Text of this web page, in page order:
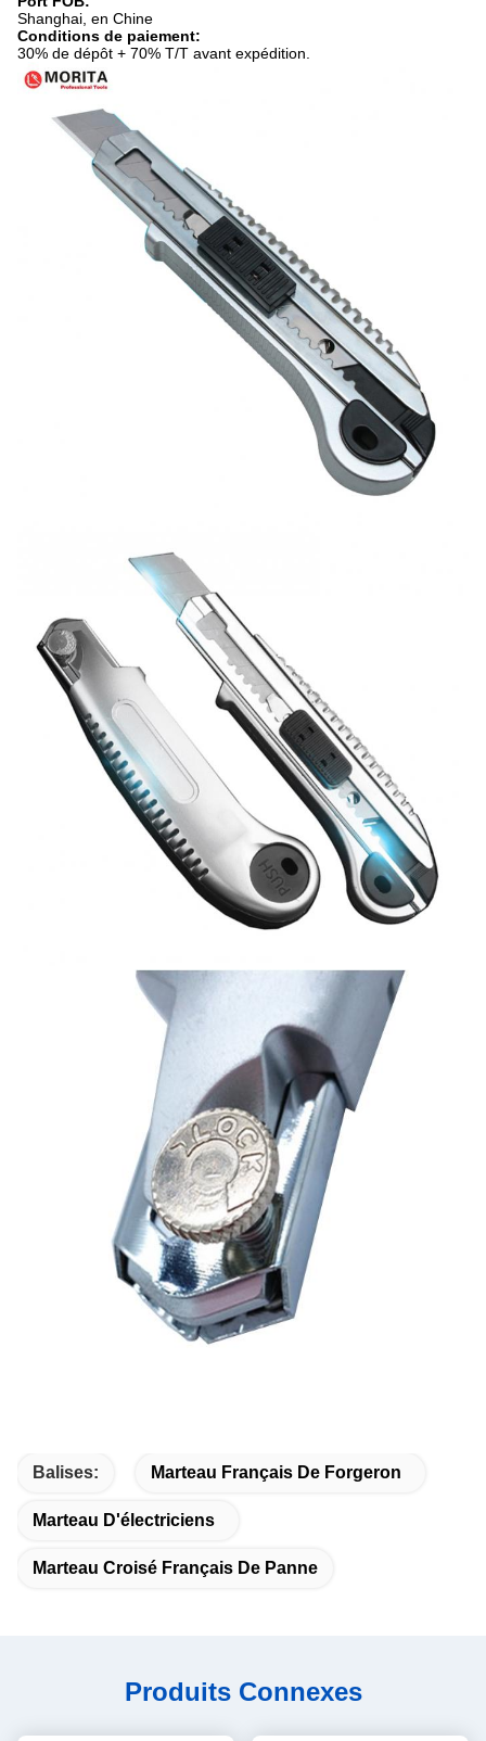
Shanghai, en Chine
Conditions de paiement:
30% de dépôt + 70% T/T avant expédition.
Balises: Marteau Français De Forgeron
Marteau D'électriciens
Marteau Croisé Français De Panne
Produits Connexes